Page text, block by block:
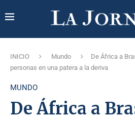
INICIO Mundo
De África a
personas en una patera a la deriva
MUNDO
De África a